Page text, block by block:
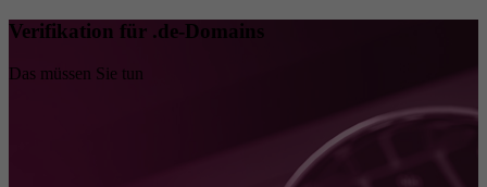
Verifikation für .de-Domains
Das müssen Sie tun